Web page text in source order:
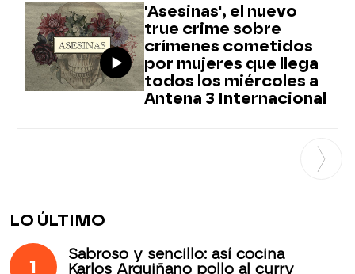
'Asesinas', el nuevo
true crime sobre
crímenes cometidos
por mujeres que llega
todos los miércoles a
Antena 3 Internacional
LO ÚLTIMO
1
Sabroso y sencillo: así cocina
Karlos Arguiñano pollo al curry